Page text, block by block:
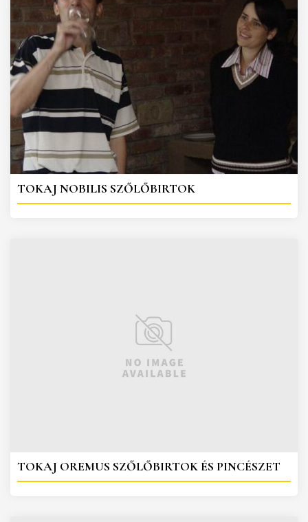
TOKAJ NOBILIS SZŐLŐBIRTOK
TOKAJ OREMUS SZŐLŐBIRTOK ÉS PINCÉSZET